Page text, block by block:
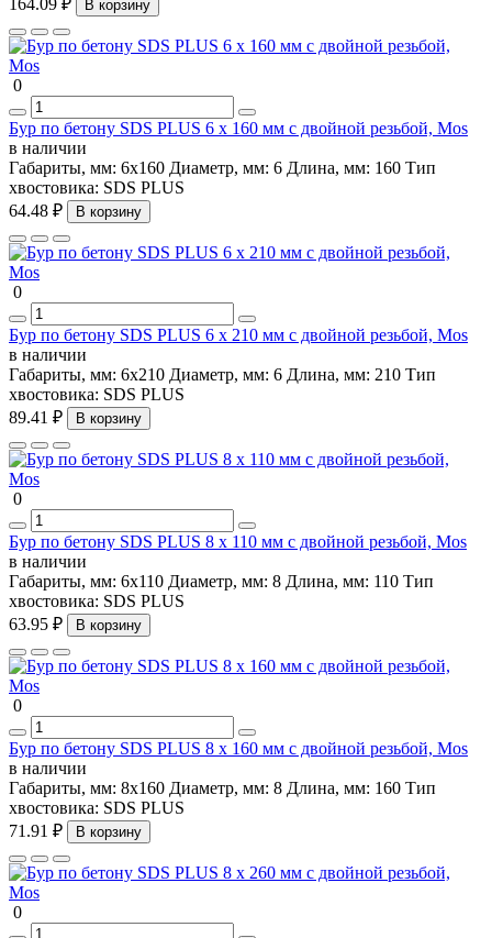
В корзину
0
Бур по бетону SDS PLUS 6 х 160 мм с двойной резьбой, Mos
в наличии
Габариты, мм: 6х160 Диаметр, мм: 6 Длина, мм: 160 Тип
хвостовика: SDS PLUS
64.48 ₽
В корзину
0
Бур по бетону SDS PLUS 6 х 210 мм с двойной резьбой, Mos
в наличии
Габариты, мм: 6х210 Диаметр, мм: 6 Длина, мм: 210 Тип
хвостовика: SDS PLUS
89.41 ₽
В корзину
0
Бур по бетону SDS PLUS 8 х 110 мм с двойной резьбой, Mos
в наличии
Габариты, мм: 6х110 Диаметр, мм: 8 Длина, мм: 110 Тип
хвостовика: SDS PLUS
63.95 ₽
В корзину
0
Бур по бетону SDS PLUS 8 х 160 мм с двойной резьбой, Mos
в наличии
Габариты, мм: 8х160 Диаметр, мм: 8 Длина, мм: 160 Тип
хвостовика: SDS PLUS
71.91 ₽
В корзину
0